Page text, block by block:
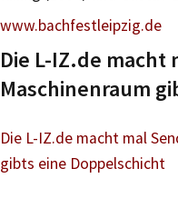
www.bachfestleipzig.de
Die L-IZ.de macht
Maschinenraum
Die L-IZ.de macht mal
gibts eine Doppelschicht